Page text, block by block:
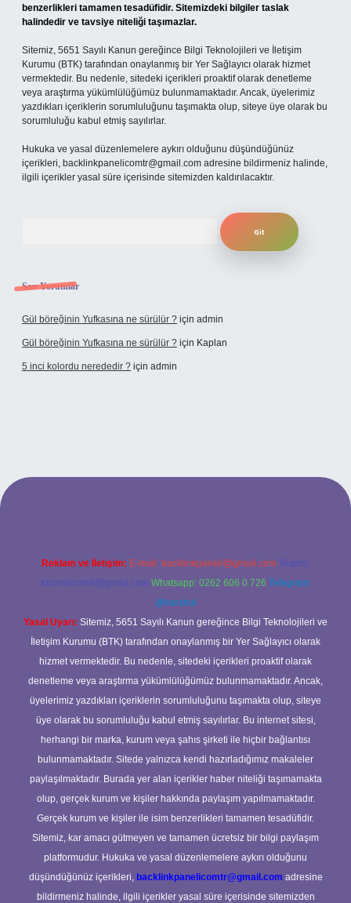
benzerlikleri tamamen tesadüfidir. Sitemizdeki bilgiler taslak
halindedir ve tavsiye niteliği taşımazlar.
Sitemiz, 5651 Sayılı Kanun gereğince Bilgi Teknolojileri ve İletişim
Kurumu (BTK) tarafından onaylanmış bir Yer Sağlayıcı olarak hizmet
vermektedir. Bu nedenle, sitedeki içerikleri proaktif olarak denetleme
veya araştırma yükümlülüğümüz bulunmamaktadır. Ancak, üyelerimiz
yazdıkları içeriklerin sorumluluğunu taşımakta olup, siteye üye olarak bu
sorumluluğu kabul etmiş sayılırlar.
Hukuka ve yasal düzenlemelere aykırı olduğunu düşündüğünüz
içerikleri, backlinkpanelicomtr@gmail.com adresine bildirmeniz halinde,
ilgili içerikler yasal süre içerisinde sitemizden kaldırılacaktır.
Son Yorumlar
Gül böreğinin Yufkasına ne sürülür ? için admin
Gül böreğinin Yufkasına ne sürülür ? için Kaplan
5 inci kolordu nerededir ? için admin
Reklam ve İletişim: E-mail: backlinkpaneli@gmail.com Teams:
forumhizmeti@gmail.com Whatsapp: 0262 606 0 726 Telegram:
@karabul
Yasal Uyarı: Sitemiz, 5651 Sayılı Kanun gereğince Bilgi Teknolojileri ve
İletişim Kurumu (BTK) tarafından onaylanmış bir Yer Sağlayıcı olarak
hizmet vermektedir. Bu nedenle, sitedeki içerikleri proaktif olarak
denetleme veya araştırma yükümlülüğümüz bulunmamaktadır. Ancak,
üyelerimiz yazdıkları içeriklerin sorumluluğunu taşımakta olup, siteye
üye olarak bu sorumluluğu kabul etmiş sayılırlar. Bu internet sitesi,
herhangi bir marka, kurum veya şahıs şirketi ile hiçbir bağlantısı
bulunmamaktadır. Sitede yalnızca kendi hazırladığımız makaleler
paylaşılmaktadır. Burada yer alan içerikler haber niteliği taşımamakta
olup, gerçek kurum ve kişiler hakkında paylaşım yapılmamaktadır.
Gerçek kurum ve kişiler ile isim benzerlikleri tamamen tesadüfidir.
Sitemiz, kar amacı gütmeyen ve tamamen ücretsiz bir bilgi paylaşım
platformudur. Hukuka ve yasal düzenlemelere aykırı olduğunu
düşündüğünüz içerikleri, backlinkpanelicomtr@gmail.com adresine
bildirmeniz halinde, ilgili içerikler yasal süre içerisinde sitemizden